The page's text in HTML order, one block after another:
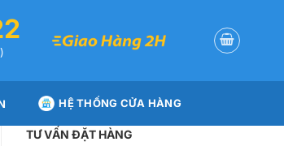
HỆ THỐNG CỬA HÀNG
TƯ VẤN ĐẶT HÀNG